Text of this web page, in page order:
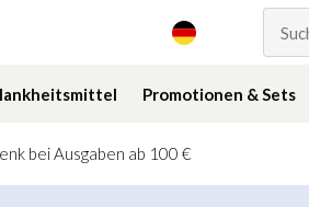
Promotionen & Sets
bei Ausgaben ab 100 €